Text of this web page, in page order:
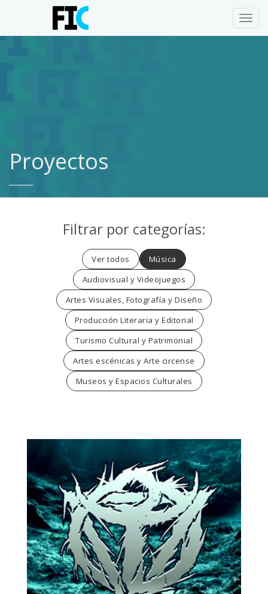
Proyectos
Filtrar por categorías:
Ver todos
Música
Audiovisual y Videojuegos
Artes Visuales, Fotografía y Diseño
Producción Literaria y Editorial
Turismo Cultural y Patrimonial
Artes escénicas y Arte circense
Museos y Espacios Culturales